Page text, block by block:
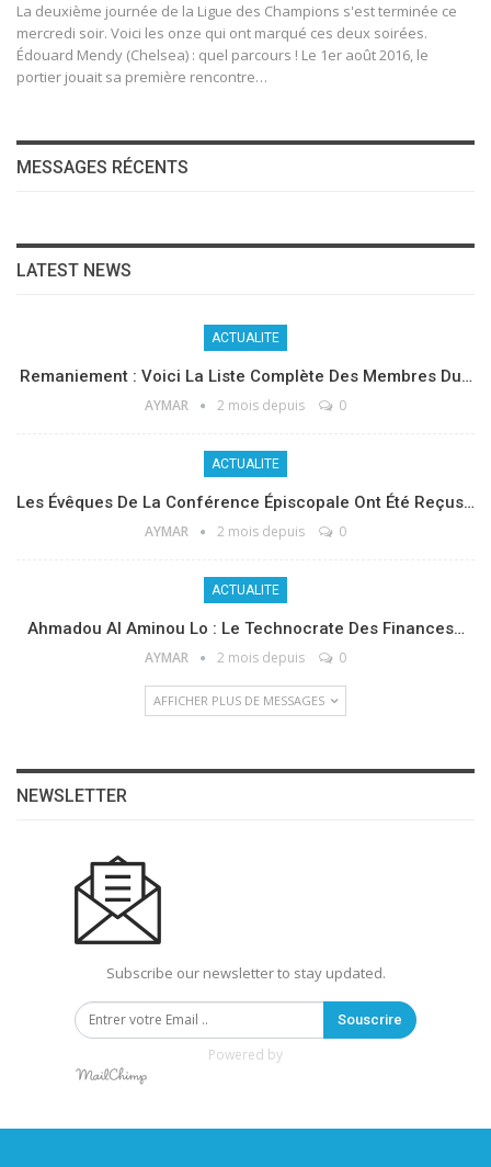
La deuxième journée de la Ligue des Champions s'est terminée ce
mercredi soir. Voici les onze qui ont marqué ces deux soirées.
Édouard Mendy (Chelsea) : quel parcours ! Le 1er août 2016, le
portier jouait sa première rencontre…
MESSAGES RÉCENTS
LATEST NEWS
ACTUALITE
Remaniement : Voici La Liste Complète Des Membres Du…
AYMAR 2 mois depuis 0
ACTUALITE
Les Évêques De La Conférence Épiscopale Ont Été Reçus…
AYMAR 2 mois depuis 0
ACTUALITE
Ahmadou Al Aminou Lo : Le Technocrate Des Finances…
AYMAR 2 mois depuis 0
AFFICHER PLUS DE MESSAGES
NEWSLETTER
Subscribe our newsletter to stay updated.
Souscrire
Powered by